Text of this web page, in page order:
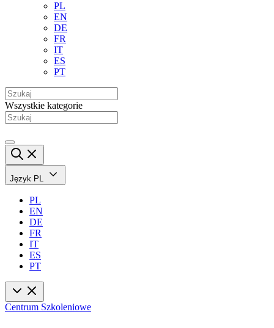
PL
EN
DE
FR
IT
ES
PT
Wszystkie kategorie
Język PL
PL
EN
DE
FR
IT
ES
PT
Centrum Szkoleniowe